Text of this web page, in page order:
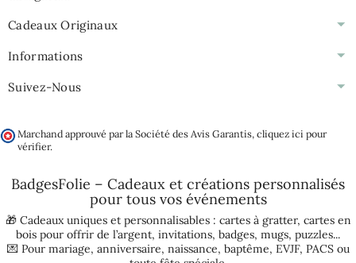
Cadeaux Originaux
Informations
Suivez-Nous
Marchand approuvé par la Société des Avis Garantis,cliquez ici pour
vérifier.
BadgesFolie – Cadeaux et créations personnalisés
pour tous vos événements
🎁 Cadeaux uniques et personnalisables : cartes à gratter, cartes en
bois pour offrir de l’argent, invitations, badges, mugs, puzzles...
💌 Pour mariage, anniversaire, naissance, baptême, EVJF, PACSou